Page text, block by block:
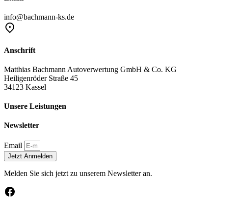
info@bachmann-ks.de
Anschrift
Matthias Bachmann Autoverwertung GmbH & Co. KG
Heiligenröder Straße 45
34123 Kassel
Unsere Leistungen
Newsletter
Email
Jetzt Anmelden
Melden Sie sich jetzt zu unserem Newsletter an.